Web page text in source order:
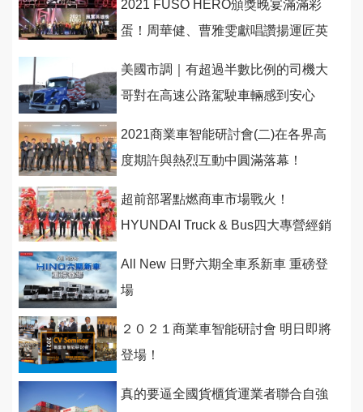
2021 FUSO HERO頒獎晚宴滿滿彩
蛋！周華健、曹雅雯獻唱讚揚運匠英
美國市調｜有超過半數比例的司機大
哥對在高速公路駕駛車輛感到安心
2021商業車智能研討會(二)在各界高
度期許與熱烈互動中圓滿落幕！
超前部署點燃商車市場戰火！
HYUNDAI Truck & Bus四大專營經銷
All New 日野六期全車系新車 重磅登
場
２０２１商業車智能研討會 明日即將
登場！
真的要逼全國貨櫃貨運業者聯合自強